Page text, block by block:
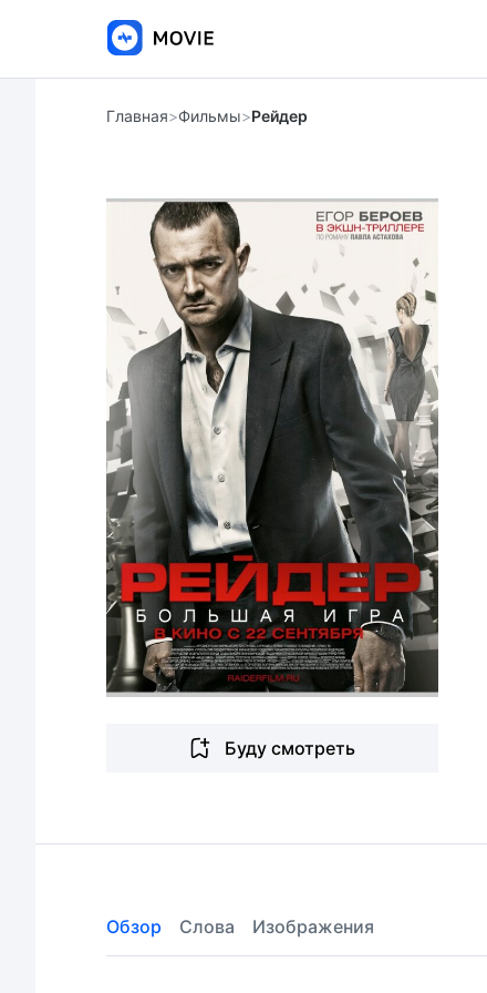
Главная>Фильмы>Рейдер
Буду смотреть
Обзор Слова Изображения